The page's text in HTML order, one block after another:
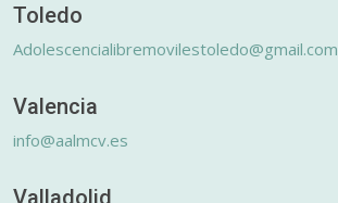
Toledo
Adolescencialibremovilestoledo@gmail.com
Valencia
info@aalmcv.es
Valladolid